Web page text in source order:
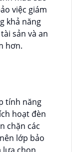
việc giám
khả năng
sản và an
hơn.
tính năng
hoạt đèn
chặn các
lớp bảo